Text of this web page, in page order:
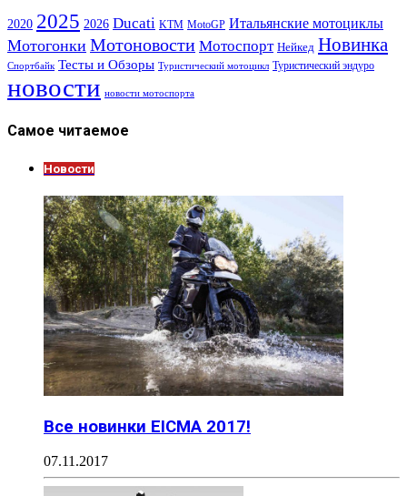
2020 2025 2026 Ducati KTM MotoGP Итальянские мотоциклы
Мотогонки Мотоновости Мотоспорт Нейкед Новинка
Спортбайк Тесты и Обзоры Туристический мотоцикл Туристический эндуро
новости новости мотоспорта
Самое читаемое
Новости
Все новинки EICMA 2017!
07.11.2017